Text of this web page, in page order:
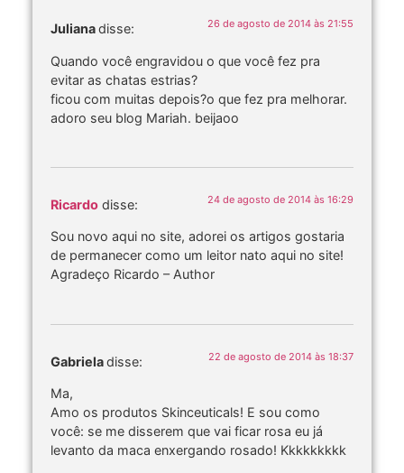
Julianadisse: 26 de agosto de 2014 às 21:55
Quando você engravidou o que você fez pra
evitar as chatas estrias?
ficou com muitas depois?o que fez pra melhorar.
adoro seu blog Mariah. beijaoo
Ricardo disse: 24 de agosto de 2014 às 16:29
Sou novo aqui no site, adorei os artigos gostaria
de permanecer como um leitor nato aqui no site!
Agradeço Ricardo – Author
Gabrieladisse: 22 de agosto de 2014 às 18:37
Ma,
Amo os produtos Skinceuticals! E sou como
você: se me disserem que vai ficar rosa eu já
levanto da maca enxergando rosado! Kkkkkkkkk